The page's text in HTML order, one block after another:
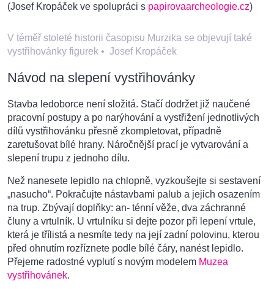
(Josef Kropáček ve spolupráci s papirovaarcheologie.cz)
V téměř stoleté historii časopisu Murzika se objevují také
vystřihovánky figurek • Josef Kropáček
Návod na slepení vystřihovánky
Stavba ledoborce není složitá. Stačí dodržet již naučené
pracovní postupy a po narýhování a vystřižení jednotlivých
dílů vystřihovánku přesně zkompletovat, případně
zaretušovat bílé hrany. Náročnější prací je vytvarování a
slepení trupu z jednoho dílu.
Než nanesete lepidlo na chlopně, vyzkoušejte si sestavení
„nasucho“. Pokračujte nástavbami palub a jejich osazením
na trup. Zbývají doplňky: an- ténní věže, dva záchranné
čluny a vrtulník. U vrtulníku si dejte pozor při lepení vrtule,
která je třílistá a nesmíte tedy na její zadní polovinu, kterou
před ohnutím rozříznete podle bílé čáry, nanést lepidlo.
Přejeme radostné vyplutí s novým modelem Muzea
vystřihovánek.